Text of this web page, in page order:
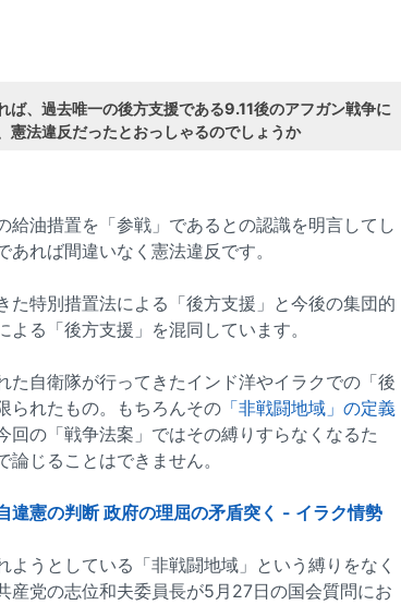
ば、過去唯一の後方支援である9.11後のアフガン戦争に
憲法違反だったとおっしゃるのでしょうか
給油措置を「参戦」であるとの認識を明言してし
れば間違いなく憲法違反です。
た特別措置法による「後方支援」と今後の集団的
る「後方支援」を混同しています。
た自衛隊が行ってきたインド洋やイラクでの「後
られたもの。もちろんその 「非戦闘地域」の定義
回の「戦争法案」ではその縛りすらなくなるた
じることはできません。
憲の判断 政府の理屈の矛盾突く - イラク情勢
うとしている「非戦闘地域」という縛りをなく
産党の志位和夫委員長が5月27日の国会質問にお